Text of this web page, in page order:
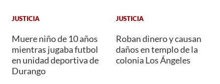
JUSTICIA
Muere niño de 10 años
mientras jugaba futbol
en unidad deportiva de
Durango
JUSTICIA
Roban dinero y causan
daños en templo de la
colonia Los Ángeles